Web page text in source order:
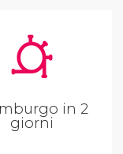
in 2
giorni